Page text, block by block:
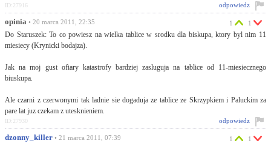
odpowiedz
ID:27916
opinia • 20 marca 2011, 22:35
Do Staruszek: To co powiesz na wielka tablice w srodku dla biskupa, ktory byl nim 11
miesiecy (Krynicki bodajza).
Jak na moj gust ofiary katastrofy bardziej zasluguja na tablice od 11-miesiecznego
biuskupa.
Ale czarni z czerwonymi tak ladnie sie dogaduja ze tablice ze Skrzypkiem i Paluckim za
pare lat juz czekam z utesknieniem.
1 1
odpowiedz
ID:27930
dzonny_killer • 21 marca 2011, 07:39 1 1